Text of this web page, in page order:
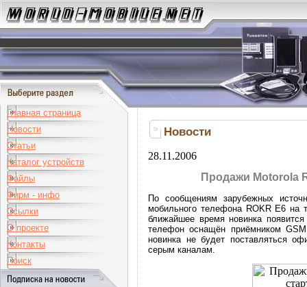
Главная страница
Новости
Статьи
Каталог устройств
Файлы
Фирм - инфо
Ссылки
О проекте
Контакты
Поиск
Новости
28.11.2006
Продажи Motorola
По сообщениям зарубежных
мобильного телефона ROKR E6 на
ближайшее время новинка
телефон оснащён приёмником
новинка не будет поставляться
серым каналам.